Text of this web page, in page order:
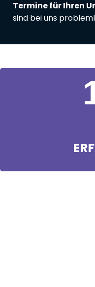
Termine für Ihren
sind bei uns